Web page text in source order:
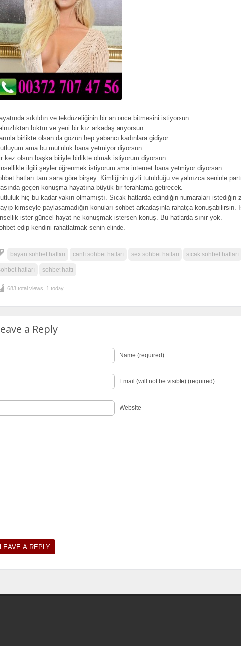
sıkıldın ve tekdüzeliğinin bir an önce bitmesini istiyorsun
bıktın ve yeni bir kız arkadaş arıyorsun
birlikte olsan da gözün hep yabancı kadınlara gidiyor
ama bu mutluluk bana yetmiyor diyorsun
kez olsun başka biriyle birlikte olmak istiyorum diyorsun
ilgili şeyler öğrenmek istiyorum ama internet bana yetmiyor diyorsan
hatları tam sana göre birşey. Kimliğinin gizli tutulduğu ve yalnızca seninle
geçen konuşma hayatına büyük bir ferahlama getirecek.
hiç bu kadar yakın olmamıştı. Sıcak hatlarda edindiğin numaraları istediğin
kimseyle paylaşamadığın konuları sohbet arkadaşınla rahatça konuşabilirsin.
ister güncel hayat ne konuşmak istersen konuş. Bu hatlarda sınır yok.
edip kendini rahatlatmak senin elinde.
bayan sohbet hatları canlı sohbet hatları sex sohbet hatları sıcak sohbet hatları
hatları sohbet hattı
683 total views, 1 today
a Reply
Name (required)
Email (will not be visible) (required)
Website